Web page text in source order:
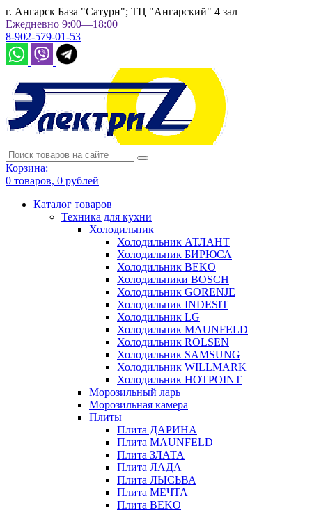
г. Ангарск База "Сатурн"; ТЦ "Ангарский" 4 зал
Ежедневно 9:00—18:00
8-902-579-01-53
Корзина:
0 товаров, 0 рублей
Каталог товаров
Техника для кухни
Холодильник
Холодильник АТЛАНТ
Холодильник БИРЮСА
Холодильник BEKO
Холодильники BOSCH
Холодильник GORENJE
Холодильник INDESIT
Холодильник LG
Холодильник MAUNFELD
Холодильник ROLSEN
Холодильник SAMSUNG
Холодильник WILLMARK
Холодильник HOTPOINT
Морозильный ларь
Морозильная камера
Плиты
Плита ДАРИНА
Плита MAUNFELD
Плита ЗЛАТА
Плита ЛАДА
Плита ЛЫСЬВА
Плита МЕЧТА
Плита BEKO